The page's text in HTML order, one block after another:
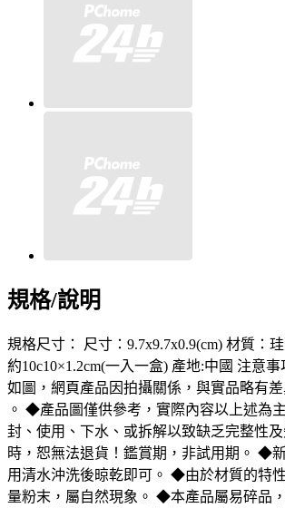
規格/說明
規格尺寸： 尺寸：9.7x9.7x0.9(cm) 材質：
約10c10×1.2cm(一入一盒) 產地:中國 注意
如圖，網頁產品因拍攝關係，與實品略有
。 ◆產品圖僅供參考，實際內容以上述為
封、使用、下水、或拆解以致缺乏完整性
時，恕無法退貨！鑑賞期，非試用期。 ◆
用清水沖洗後晾乾即可。 ◆由於材質的特
量粉末，屬自然現象。 ◆本產品屬易碎品